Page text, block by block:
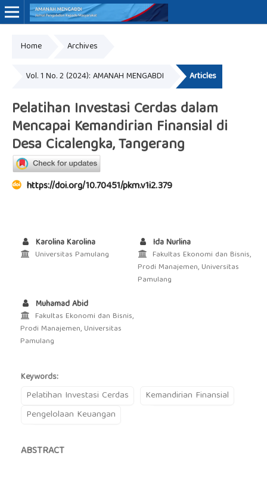
Home Archives
Vol. 1 No. 2 (2024): AMANAH MENGABDI Articles
Pelatihan Investasi Cerdas dalam
Mencapai Kemandirian Finansial di
Desa Cicalengka, Tangerang
https://doi.org/10.70451/pkm.v1i2.379
Karolina Karolina
Universitas Pamulang
Ida Nurlina
Fakultas Ekonomi dan Bisnis,
Prodi Manajemen, Universitas
Pamulang
Muhamad Abid
Fakultas Ekonomi dan Bisnis,
Prodi Manajemen, Universitas
Pamulang
Keywords:
Pelatihan Investasi Cerdas
Kemandirian Finansial
Pengelolaan Keuangan
ABSTRACT